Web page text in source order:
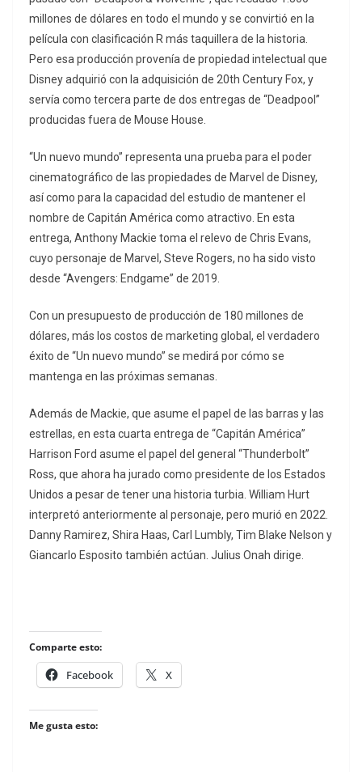
millones de dólares en todo el mundo y se convirtió en la
película con clasificación R más taquillera de la historia.
Pero esa producción provenía de propiedad intelectual que
Disney adquirió con la adquisición de 20th Century Fox, y
servía como tercera parte de dos entregas de “Deadpool”
producidas fuera de Mouse House.
“Un nuevo mundo” representa una prueba para el poder
cinematográfico de las propiedades de Marvel de Disney,
así como para la capacidad del estudio de mantener el
nombre de Capitán América como atractivo. En esta
entrega, Anthony Mackie toma el relevo de Chris Evans,
cuyo personaje de Marvel, Steve Rogers, no ha sido visto
desde “Avengers: Endgame” de 2019.
Con un presupuesto de producción de 180 millones de
dólares, más los costos de marketing global, el verdadero
éxito de “Un nuevo mundo” se medirá por cómo se
mantenga en las próximas semanas.
Además de Mackie, que asume el papel de las barras y las
estrellas, en esta cuarta entrega de “Capitán América”
Harrison Ford asume el papel del general “Thunderbolt”
Ross, que ahora ha jurado como presidente de los Estados
Unidos a pesar de tener una historia turbia. William Hurt
interpretó anteriormente al personaje, pero murió en 2022.
Danny Ramirez, Shira Haas, Carl Lumbly, Tim Blake Nelson y
Giancarlo Esposito también actúan. Julius Onah dirige.
Comparte esto:
Facebook X
Me gusta esto: